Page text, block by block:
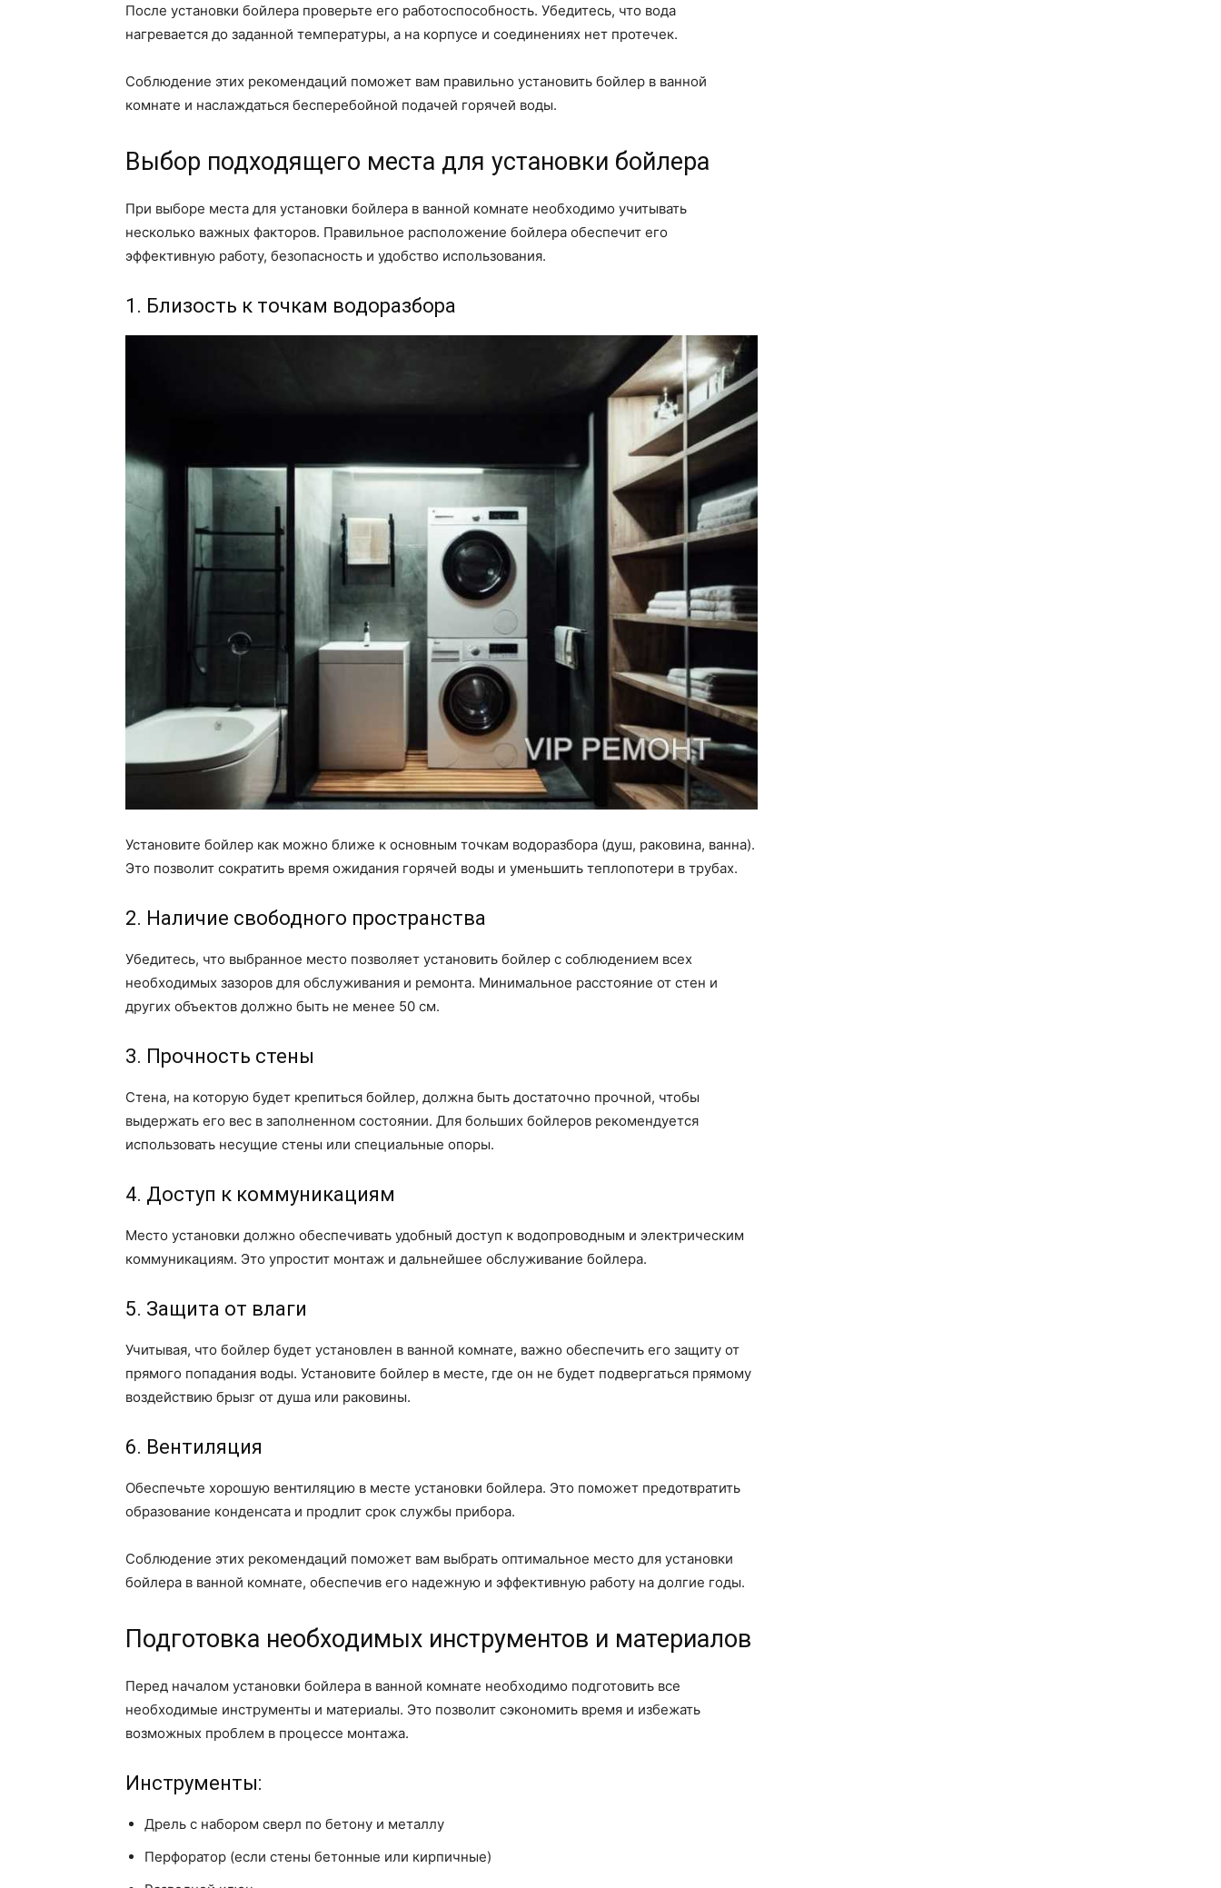
После установки бойлера проверьте его работоспособность. Убедитесь, что вода
нагревается до заданной температуры, а на корпусе и соединениях нет протечек.
Соблюдение этих рекомендаций поможет вам правильно установить бойлер в ванной
комнате и наслаждаться бесперебойной подачей горячей воды.
Выбор подходящего места для установки бойлера
При выборе места для установки бойлера в ванной комнате необходимо учитывать
несколько важных факторов. Правильное расположение бойлера обеспечит его
эффективную работу, безопасность и удобство использования.
1. Близость к точкам водоразбора
Установите бойлер как можно ближе к основным точкам водоразбора (душ, раковина, ванна).
Это позволит сократить время ожидания горячей воды и уменьшить теплопотери в трубах.
2. Наличие свободного пространства
Убедитесь, что выбранное место позволяет установить бойлер с соблюдением всех
необходимых зазоров для обслуживания и ремонта. Минимальное расстояние от стен и
других объектов должно быть не менее 50 см.
3. Прочность стены
Стена, на которую будет крепиться бойлер, должна быть достаточно прочной, чтобы
выдержать его вес в заполненном состоянии. Для больших бойлеров рекомендуется
использовать несущие стены или специальные опоры.
4. Доступ к коммуникациям
Место установки должно обеспечивать удобный доступ к водопроводным и электрическим
коммуникациям. Это упростит монтаж и дальнейшее обслуживание бойлера.
5. Защита от влаги
Учитывая, что бойлер будет установлен в ванной комнате, важно обеспечить его защиту от
прямого попадания воды. Установите бойлер в месте, где он не будет подвергаться прямому
воздействию брызг от душа или раковины.
6. Вентиляция
Обеспечьте хорошую вентиляцию в месте установки бойлера. Это поможет предотвратить
образование конденсата и продлит срок службы прибора.
Соблюдение этих рекомендаций поможет вам выбрать оптимальное место для установки
бойлера в ванной комнате, обеспечив его надежную и эффективную работу на долгие годы.
Подготовка необходимых инструментов и материалов
Перед началом установки бойлера в ванной комнате необходимо подготовить все
необходимые инструменты и материалы. Это позволит сэкономить время и избежать
возможных проблем в процессе монтажа.
Инструменты:
Дрель с набором сверл по бетону и металлу
Перфоратор (если стены бетонные или кирпичные)